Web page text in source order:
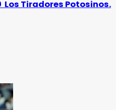
Los Tiradores Potosinos.